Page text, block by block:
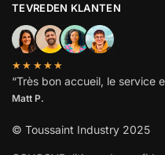
TEVREDEN KLANTEN
★★★★★
“Très bon accueil, le service
Matt P.
© Toussaint Industry 2025